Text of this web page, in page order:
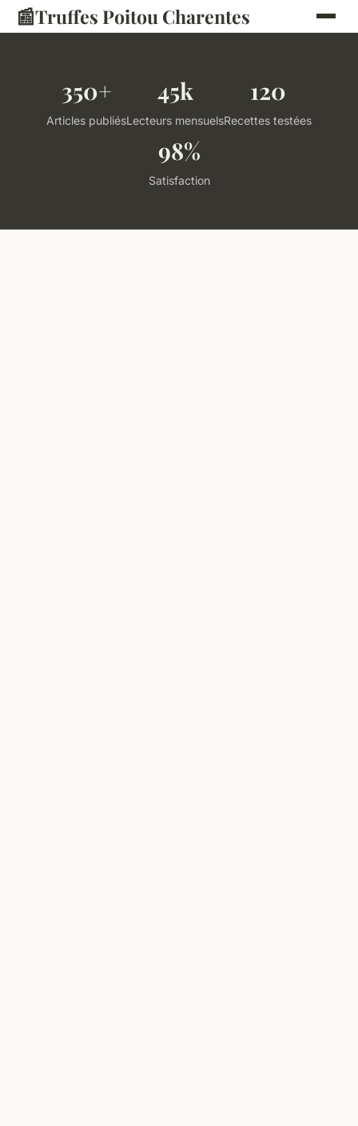
📰Truffes Poitou Charentes
350+
Articles publiés
45k
Lecteurs mensuels
120
Recettes testées
98%
Satisfaction